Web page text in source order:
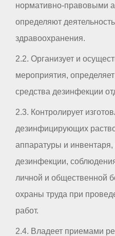
нормативно-правовыми
определяют
здравоохранения.
2.2. Организует и
мероприятия,
средства дезинфекции
2.3. Контролирует
дезинфицирующих
аппаратуры и
дезинфекции,
личной и общественной
охраны труда при
работ.
2.4. Владеет приемами